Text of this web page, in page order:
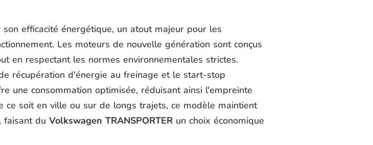
efficacité énergétique, un atout majeur pour les
Les moteurs de nouvelle génération sont conçus
en respectant les normes environnementales strictes.
récupération d'énergie au freinage et le start-stop
une consommation optimisée, réduisant ainsi l'empreinte
ce soit en ville ou sur de longs trajets, ce modèle maintient
faisant du Volkswagen TRANSPORTER un choix économique